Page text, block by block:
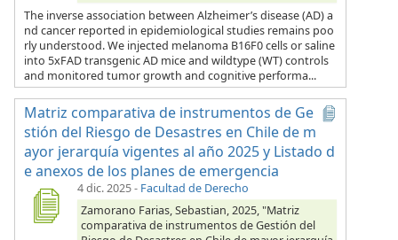
The inverse association between Alzheimer’s disease (AD) a
nd cancer reported in epidemiological studies remains poo
rly understood. We injected melanoma B16F0 cells or saline
into 5xFAD transgenic AD mice and wildtype (WT) controls
and monitored tumor growth and cognitive performa...
Matriz comparativa de instrumentos de Ge
stión del Riesgo de Desastres en Chile de m
ayor jerarquía vigentes al año 2025 y Listado d
e anexos de los planes de emergencia
4 dic. 2025- Facultad de Derecho
Zamorano Farias, Sebastian, 2025, "Matriz
comparativa de instrumentos de Gestión del